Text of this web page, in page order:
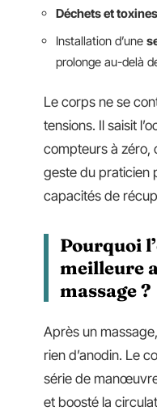
Déchets et toxines
Installation d’une
prolonge au-delà
Le corps ne se
tensions. Il saisit
compteurs à zéro,
geste du praticien
capacités de
Pourquoi
meilleure
massage ?
Après un
rien d’anodin. Le
série de
et boosté la